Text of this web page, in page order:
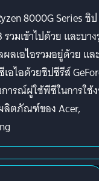
8000G Series ชิป
วมเข้าไปด้วย และบา
ผลเอไอรวมอยู่ด้วย แล
อไอด้วยชิปซีรีส์
การณ์ผู่ใช้พีซีในการใช้
ลิตภัณฑ์ของ Acer,